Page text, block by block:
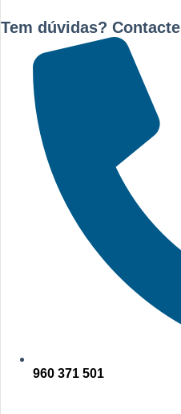
Tem dúvidas? Contacte
960 371 501